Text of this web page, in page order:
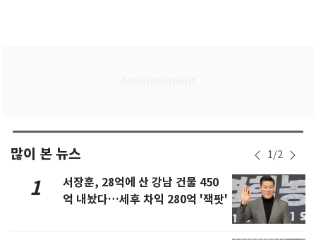
많이 본 뉴스 1/2
1
서장훈, 28억에 산 강남 건물 450
억 내놨다…세후 차익 280억 '잭팟'